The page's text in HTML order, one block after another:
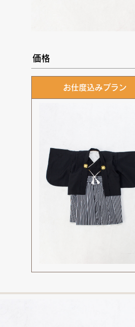
価格
お仕度込みプラン